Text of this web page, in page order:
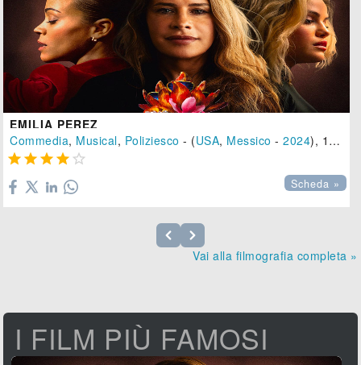
EMILIA PEREZ
Commedia, Musical, Poliziesco - (USA, Messico -2024), 130 min.
    
Scheda »
Vai alla filmografia completa »
I FILM PIÙ FAMOSI